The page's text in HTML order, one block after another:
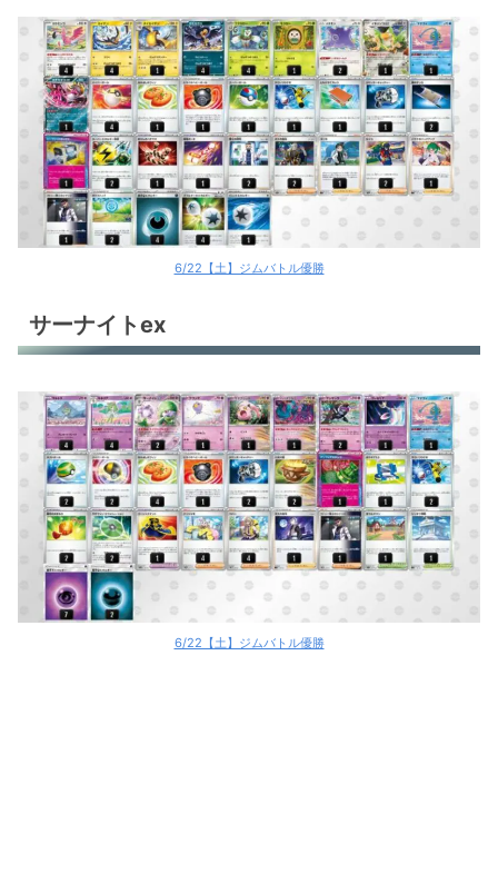
6/22【土】ジムバトル優勝
サーナイトex
6/22【土】ジムバトル優勝